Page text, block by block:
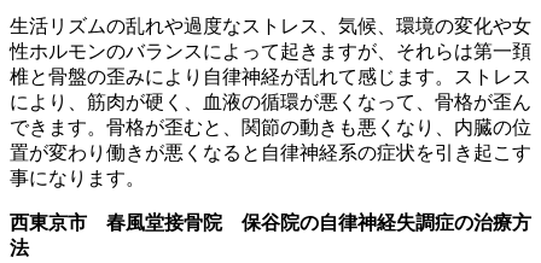
生活リズムの乱れや過度なストレス、気候、環境の変化や女
性ホルモンのバランスによって起きますが、それらは第一頚
椎と骨盤の歪みにより自律神経が乱れて感じます。ストレス
により、筋肉が硬く、血液の循環が悪くなって、骨格が歪ん
できます。骨格が歪むと、関節の動きも悪くなり、内臓の位
置が変わり働きが悪くなると自律神経系の症状を引き起こす
事になります。
西東京市 春風堂接骨院 保谷院の自律神経失調症の治療方
法